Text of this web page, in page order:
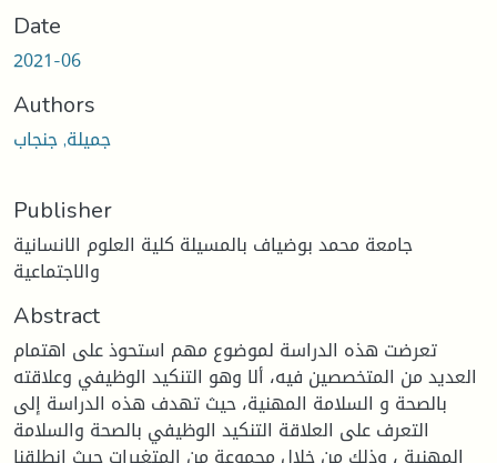
Date
2021-06
Authors
جميلة, جنجاب
Publisher
جامعة محمد بوضياف بالمسيلة كلية العلوم الانسانية
والاجتماعية
Abstract
تعرضت هذه الدراسة لموضوع مهم استحوذ على اهتمام
العديد من المتخصصين فيه، ألا وهو التنكيد الوظيفي وعلاقته
بالصحة و السلامة المهنية، حيث تهدف هذه الدراسة إلى
التعرف على العلاقة التنكيد الوظيفي بالصحة والسلامة